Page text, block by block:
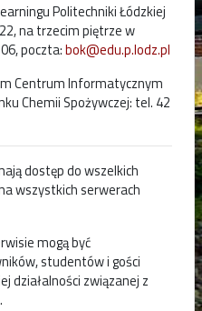
Politechniki Łódzkiej
na trzecim piętrze w
poczta:bok@edu.p.lodz.pl
Centrum Informatycznym
Chemii Spożywczej: tel. 42
dostęp do wszelkich
wszystkich serwerach
mogą być
studentów i gości
działalności związanej z